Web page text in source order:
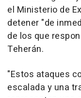
el Ministerio de
detener "de
de los que
Teherán.
"Estos ataques
escalada y una